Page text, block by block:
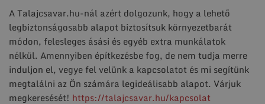
A Talajcsavar.hu-nál azért dolgozunk, hogy a lehető
legbiztonságosabb alapot biztosítsuk környezetbarát
módon, felesleges ásási és egyéb extra munkálatok
nélkül. Amennyiben építkezésbe fog, de nem tudja merre
induljon el, vegye fel velünk a kapcsolatot és mi segítünk
megtalálni az Ön számára legideálisabb alapot. Várjuk
megkeresését! https://talajcsavar.hu/kapcsolat